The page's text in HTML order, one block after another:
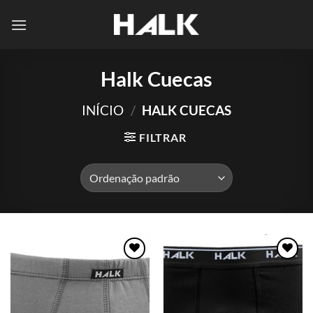
Halk Cuecas
INÍCIO / HALK CUECAS
FILTRAR
Adicionar
aos meus
desejos
Adicionar